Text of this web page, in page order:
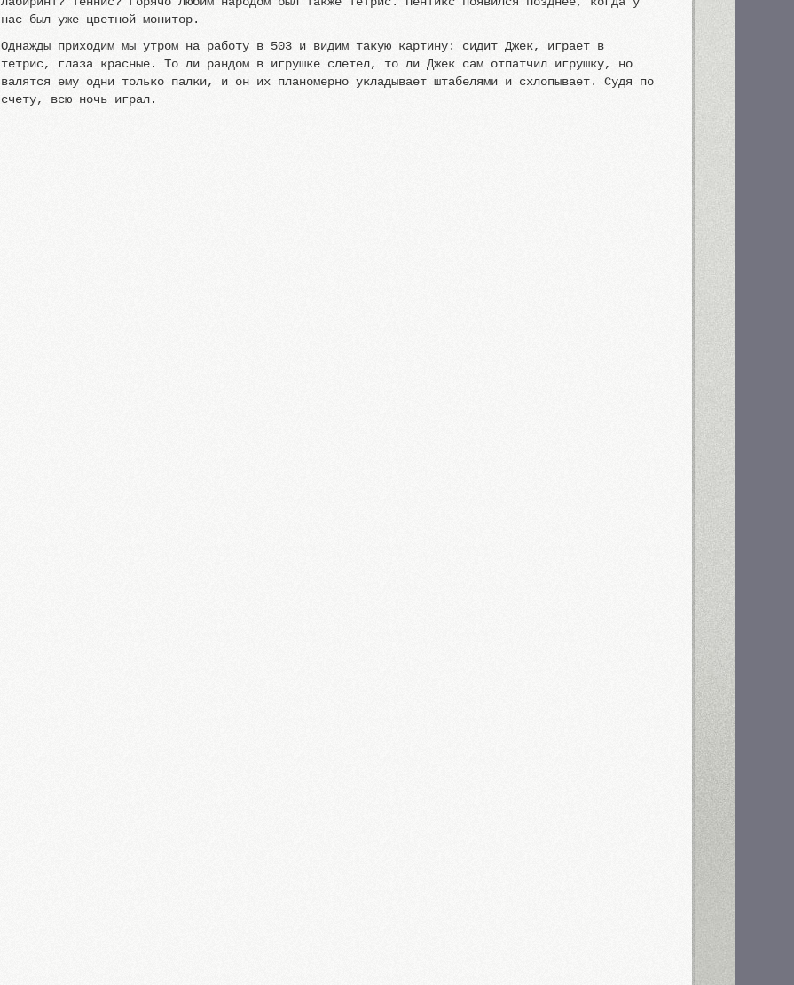
нас был уже цветной монитор.
Однажды приходим мы утром на работу в 503 и видим такую картину: сидит Джек, играет в
тетрис, глаза красные. То ли рандом в игрушке слетел, то ли Джек сам отпатчил игрушку, но
валятся ему одни только палки, и он их планомерно укладывает штабелями и схлопывает. Судя по
счету, всю ночь играл.